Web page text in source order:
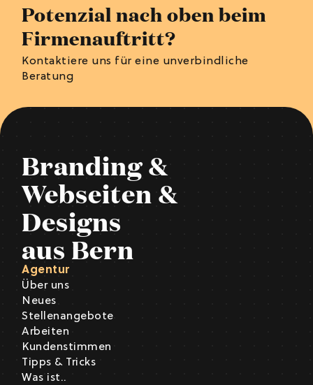
Potenzial nach oben beim
Firmenauftritt?
Kontaktiere uns für eine unverbindliche
Beratung
Branding &
Webseiten &
Designs
aus Bern
Agentur
Über uns
Neues
Stellenangebote
Arbeiten
Kundenstimmen
Tipps & Tricks
Was ist..